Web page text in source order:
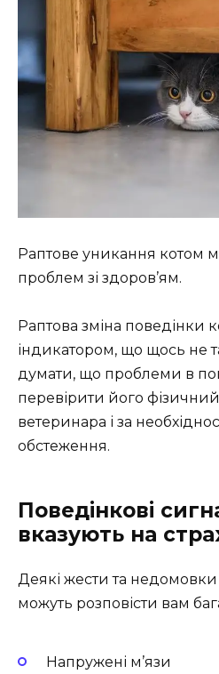
Раптове уникання котом
проблем зі здоров’ям.
Раптова зміна поведінки
індикатором, що щось не
думати, що проблеми в
перевірити його фізичний
ветеринара і за
обстеження.
Поведінкові
вказують на
Деякі жести та недомовки
можуть розповісти вам
Напружені м’язи